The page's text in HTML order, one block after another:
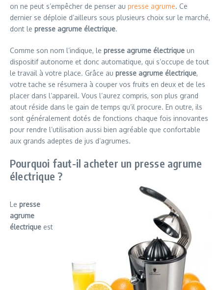
on ne peut s’empêcher de penser au presse agrume. Ce
dernier se déploie d’ailleurs sous plusieurs choix sur le marché,
dont le presse agrume électrique.
Comme son nom l’indique, le presse agrume électrique un
dispositif autonome et donc automatique, qui s’occupe de tout
le travail à votre place. Grâce au presse agrume électrique,
votre tache se résumera à couper vos fruits en deux et de les
placer dans l’appareil. Vous l’aurez compris, son plus grand
atout réside dans le gain de temps qu’il procure. En outre, ils
sont généralement dotés de fonctions chaque fois innovantes
pour rendre l’utilisation aussi bien agréable que confortable
aux grands adeptes de jus d’agrumes.
Pourquoi faut-il acheter un presse agrume
électrique ?
Le presse
agrume
électrique est